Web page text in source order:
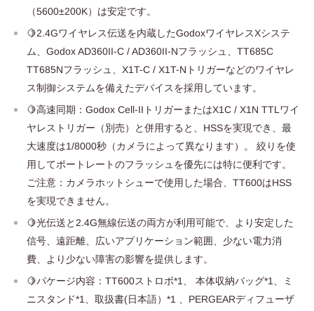
（5600±200K）は安定です。
🍋2.4Gワイヤレス伝送を内蔵したGodoxワイヤレスXシステ
ム、Godox AD360II-C / AD360II-Nフラッシュ、TT685C
TT685Nフラッシュ、X1T-C / X1T-Nトリガーなどのワイヤレ
ス制御システムを備えたデバイスを採用しています。
🍋高速同期：Godox Cell-IIトリガーまたはX1C / X1N TTLワイ
ヤレストリガー（別売）と併用すると、HSSを実現でき、最
大速度は1/8000秒（カメラによって異なります）。 絞りを使
用してポートレートのフラッシュを優先には特に便利です。
ご注意：カメラホットシューで使用した場合、TT600はHSS
を実現できません。
🍋光伝送と2.4G無線伝送の両方が利用可能で、より安定した
信号、遠距離、広いアプリケーション範囲、少ない電力消
費、より少ない障害の影響を提供します。
🍋パケージ内容：TT600ストロボ*1、 本体収納バッグ*1、ミ
ニスタンド*1、取扱書(日本語）*1 、PERGEARディフューザ